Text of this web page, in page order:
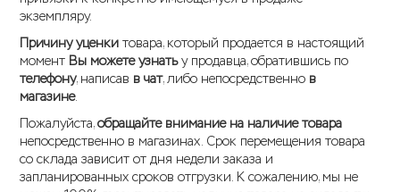
экземпляру.
Причину уценки товара, который продается в настоящий
момент Вы можете узнатьу продавца, обратившись по
телефону, написав в чат, либо непосредственно в
магазине.
Пожалуйста,обращайте внимание на наличие товара
непосредственно в магазинах. Срок перемещения товара
со склада зависит от дня недели заказа и
запланированных сроков отгрузки. К сожалению, мы не